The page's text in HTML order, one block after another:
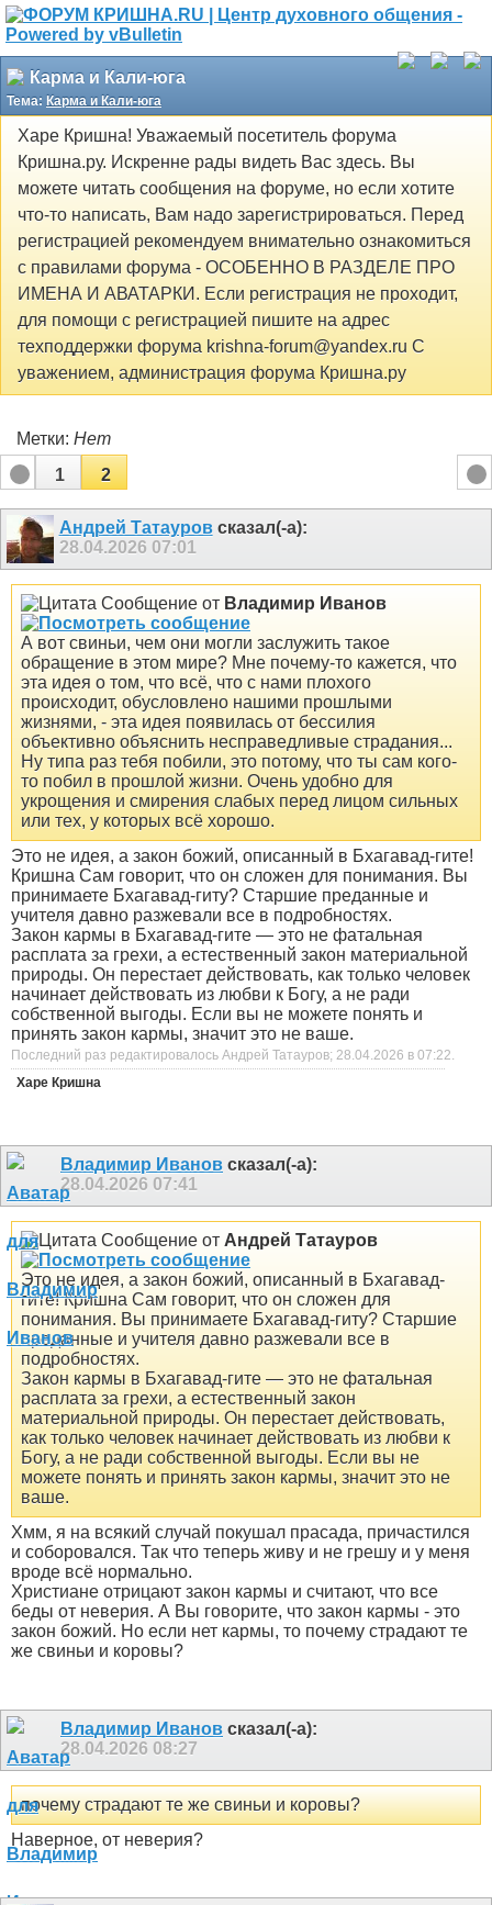
Карма и Кали-юга
Тема: Карма и Кали-юга
Харе Кришна! Уважаемый посетитель форума
Кришна.ру. Искренне рады видеть Вас здесь. Вы
можете читать сообщения на форуме, но если хотите
что-то написать, Вам надо зарегистрироваться. Перед
регистрацией рекомендуем внимательно ознакомиться
с правилами форума - ОСОБЕННО В РАЗДЕЛЕ ПРО
ИМЕНА И АВАТАРКИ. Если регистрация не проходит,
для помощи с регистрацией пишите на адрес
техподдержки форума krishna-forum@yandex.ru С
уважением, администрация форума Кришна.ру
Метки: Нет
1
2
Андрей Татауровсказал(-а):
28.04.2026 07:01
Сообщение от Владимир Иванов
А вот свиньи, чем они могли заслужить такое
обращение в этом мире? Мне почему-то кажется, что
эта идея о том, что всё, что с нами плохого
происходит, обусловлено нашими прошлыми
жизнями, - эта идея появилась от бессилия
объективно объяснить несправедливые страдания...
Ну типа раз тебя побили, это потому, что ты сам кого-
то побил в прошлой жизни. Очень удобно для
укрощения и смирения слабых перед лицом сильных
или тех, у которых всё хорошо.
Это не идея, а закон божий, описанный в Бхагавад-гите!
Кришна Сам говорит, что он сложен для понимания. Вы
принимаете Бхагавад-гиту? Старшие преданные и
учителя давно разжевали все в подробностях.
Закон кармы в Бхагавад-гите — это не фатальная
расплата за грехи, а естественный закон материальной
природы. Он перестает действовать, как только человек
начинает действовать из любви к Богу, а не ради
собственной выгоды. Если вы не можете понять и
принять закон кармы, значит это не ваше.
Последний раз редактировалось Андрей Татауров; 28.04.2026 в 07:22.
Харе Кришна
Владимир Иванов сказал(-а):
28.04.2026 07:41
Сообщение от Андрей Татауров
Это не идея, а закон божий, описанный в Бхагавад-
гите! Кришна Сам говорит, что он сложен для
понимания. Вы принимаете Бхагавад-гиту? Старшие
преданные и учителя давно разжевали все в
подробностях.
Закон кармы в Бхагавад-гите — это не фатальная
расплата за грехи, а естественный закон
материальной природы. Он перестает действовать,
как только человек начинает действовать из любви к
Богу, а не ради собственной выгоды. Если вы не
можете понять и принять закон кармы, значит это не
ваше.
Хмм, я на всякий случай покушал прасада, причастился
и соборовался. Так что теперь живу и не грешу и у меня
вроде всё нормально.
Христиане отрицают закон кармы и считают, что все
беды от неверия. А Вы говорите, что закон кармы - это
закон божий. Но если нет кармы, то почему страдают те
же свиньи и коровы?
Владимир Иванов сказал(-а):
28.04.2026 08:27
почему страдают те же свиньи и коровы?
Наверное, от неверия?